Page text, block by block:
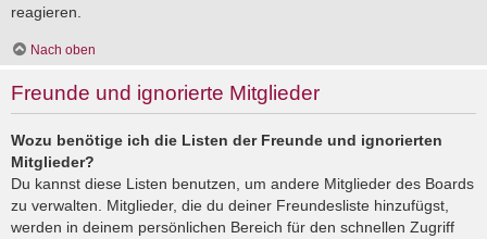
reagieren.
Nach oben
Freunde und ignorierte Mitglieder
Wozu benötige ich die Listen der Freunde und ignorierten
Mitglieder?
Du kannst diese Listen benutzen, um andere Mitglieder des Boards
zu verwalten. Mitglieder, die du deiner Freundesliste hinzufügst,
werden in deinem persönlichen Bereich für den schnellen Zugriff